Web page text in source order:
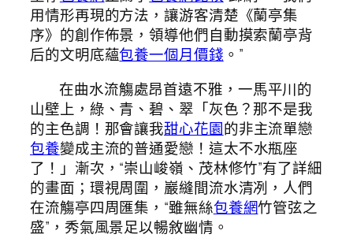
用情形再現的方法，讓游客清楚《蘭亭集
序》的創作佈景，領導他們自動摸索蘭亭背
后的文明底蘊包養一個月價錢 。”
在曲水流觴處昂首遠不雅，一馬平川的
山壁上，綠、青、碧、翠「灰色？那不是我
的主色調！那會讓我甜心花園的非主流單戀
包養變成主流的普通愛戀！這太不水瓶座
了！」漸次，“崇山峻嶺、茂林修竹”有了詳細
的畫面；環視周圍，巖縫間流水清冽，人們
在流觴亭四周匯集，“雖無絲包養網竹管弦之
盛”，秀氣風景足以暢敘幽情。